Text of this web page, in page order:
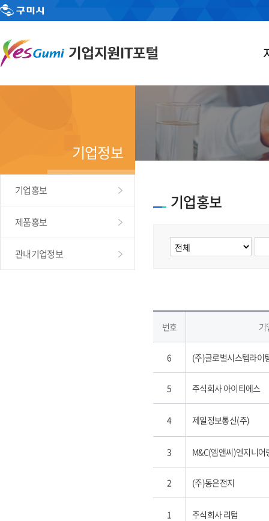
기업정보
기업홍보
제품홍보
관내기업정보
기업홍보
번호 기
6 (주)글로벌시스템라이
5 주식회사 아이티에스
4 제일정보통신(주)
3 M&C(엠앤씨)엔지니어
2 (주)동은전지
1 주식회사 리텀